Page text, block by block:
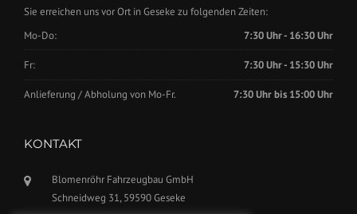
Sie erreichen uns vor Ort in Geseke zu folgenden Zeiten:
Mo-Do:
7:30 Uhr - 16:30 Uhr
Fr: 7:30 Uhr - 15:30 Uhr
Anlieferung / Abholung von Mo-Fr. 7:30 Uhr bis 15:00 Uhr
KONTAKT
Blomenröhr Fahrzeugbau GmbH
Schneidweg 31, 59590 Geseke